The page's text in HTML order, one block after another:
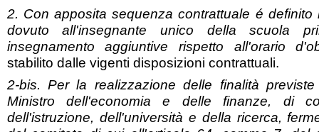
2. Con apposita sequenza contrattuale é definito
dovuto all'insegnante unico della scuola
insegnamento aggiuntive rispetto all'orario
stabilito dalle vigenti disposizioni contrattuali.
2-bis. Per la realizzazione delle finalità
Ministro dell'economia e delle finanze, di
dell'istruzione, dell'università e della ricerca,